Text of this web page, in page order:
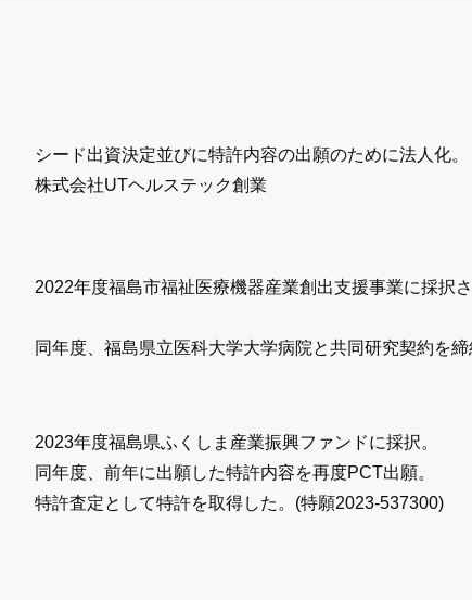
シード出資決定並びに特許内容の出願のために法人化。
​株式会社UTヘルステック創業
2022年度福島市福祉医療機器産業創出支援事業に採択さ
同年度、福島県立医科大学大学病院と共同研究契約を締
2023年度福島県ふくしま産業振興ファンドに採択。
​同年度、前年に出願した特許内容を再度PCT出願。
特許査定として特許を取得した。(特願2023-537300)